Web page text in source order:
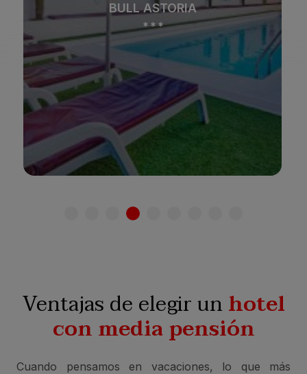
BULL ASTORIA
***
Ciudad Todo incluido
Solo adultos Familias
Ver hotel
Ventajas de elegir unhotel
con media pensión
Cuando pensamos en vacaciones, lo que más